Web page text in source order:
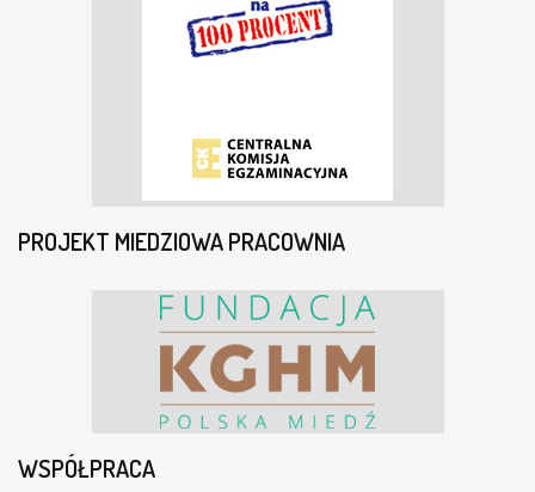
PROJEKT MIEDZIOWA PRACOWNIA
WSPÓŁPRACA